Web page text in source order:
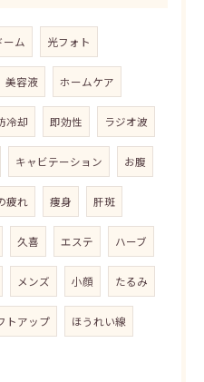
ーム 光フォト
美容液 ホームケア
冷却 即効性 ラジオ波
キャビテーション お腹
疲れ 痩身 肝斑
久喜 エステ ハーブ
メンズ 小顔 たるみ
トアップ ほうれい線